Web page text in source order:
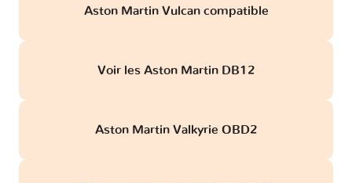
Aston Martin Vulcan compatible
Voir les Aston Martin DB12
Aston Martin Valkyrie OBD2